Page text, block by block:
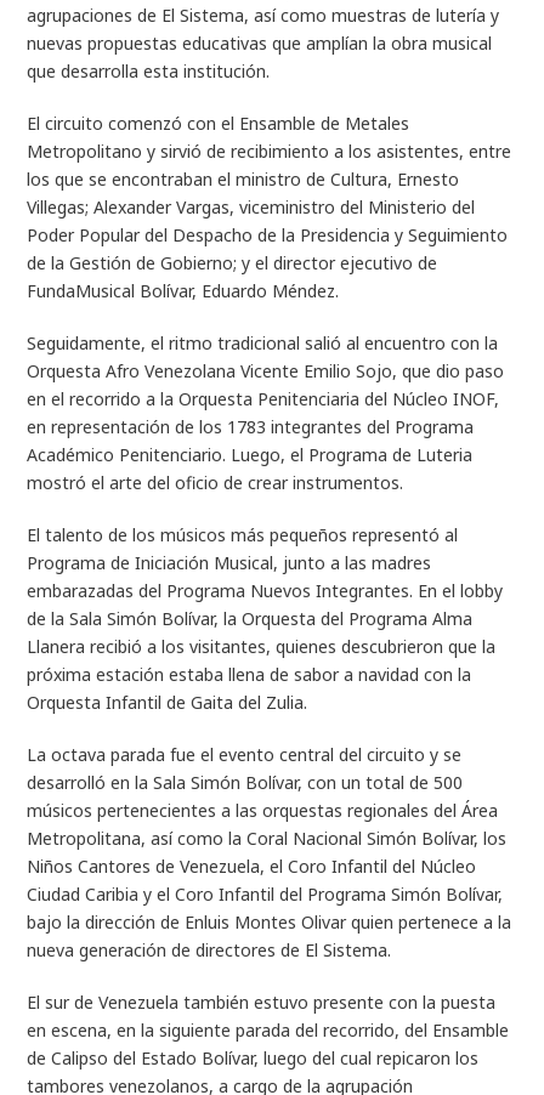
agrupaciones de El Sistema, así como muestras de lutería y
nuevas propuestas educativas que amplían la obra musical
que desarrolla esta institución.
El circuito comenzó con el Ensamble de Metales
Metropolitano y sirvió de recibimiento a los asistentes, entre
los que se encontraban el ministro de Cultura, Ernesto
Villegas; Alexander Vargas, viceministro del Ministerio del
Poder Popular del Despacho de la Presidencia y Seguimiento
de la Gestión de Gobierno; y el director ejecutivo de
FundaMusical Bolívar, Eduardo Méndez.
Seguidamente, el ritmo tradicional salió al encuentro con la
Orquesta Afro Venezolana Vicente Emilio Sojo, que dio paso
en el recorrido a la Orquesta Penitenciaria del Núcleo INOF,
en representación de los 1783 integrantes del Programa
Académico Penitenciario. Luego, el Programa de Luteria
mostró el arte del oficio de crear instrumentos.
El talento de los músicos más pequeños representó al
Programa de Iniciación Musical, junto a las madres
embarazadas del Programa Nuevos Integrantes. En el lobby
de la Sala Simón Bolívar, la Orquesta del Programa Alma
Llanera recibió a los visitantes, quienes descubrieron que la
próxima estación estaba llena de sabor a navidad con la
Orquesta Infantil de Gaita del Zulia.
La octava parada fue el evento central del circuito y se
desarrolló en la Sala Simón Bolívar, con un total de 500
músicos pertenecientes a las orquestas regionales del Área
Metropolitana, así como la Coral Nacional Simón Bolívar, los
Niños Cantores de Venezuela, el Coro Infantil del Núcleo
Ciudad Caribia y el Coro Infantil del Programa Simón Bolívar,
bajo la dirección de Enluis Montes Olivar quien pertenece a la
nueva generación de directores de El Sistema.
El sur de Venezuela también estuvo presente con la puesta
en escena, en la siguiente parada del recorrido, del Ensamble
de Calipso del Estado Bolívar, luego del cual repicaron los
tambores venezolanos, a cargo de la agrupación